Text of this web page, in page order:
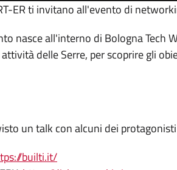
ER ti invitano all'evento di
nasce all'interno di Bologna Tech
delle Serre, per scoprire gli
un talk con alcuni dei
builti.it/